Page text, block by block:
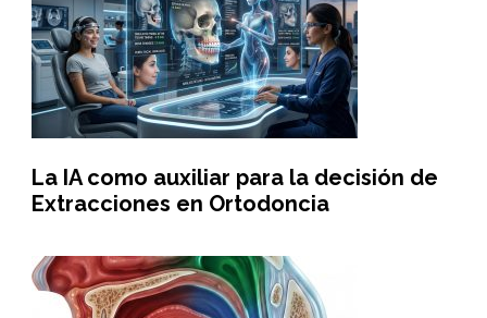
La IA como auxiliar para la decisión de
Extracciones en Ortodoncia